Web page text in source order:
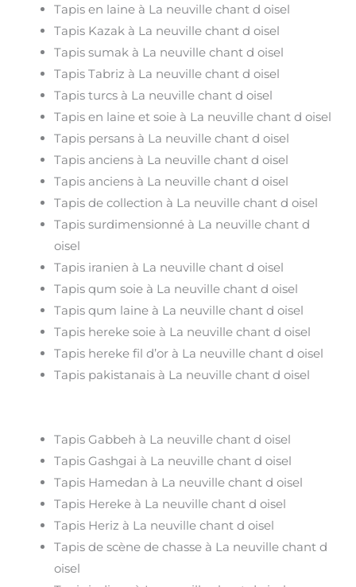
Tapis en laine à La neuville chant d oisel
Tapis Kazak à La neuville chant d oisel
Tapis sumak à La neuville chant d oisel
Tapis Tabriz à La neuville chant d oisel
Tapis turcs à La neuville chant d oisel
Tapis en laine et soie à La neuville chant d oisel
Tapis persans à La neuville chant d oisel
Tapis anciens à La neuville chant d oisel
Tapis anciens à La neuville chant d oisel
Tapis de collection à La neuville chant d oisel
Tapis surdimensionné à La neuville chant d
oisel
Tapis iranien à La neuville chant d oisel
Tapis qum soie à La neuville chant d oisel
Tapis qum laine à La neuville chant d oisel
Tapis hereke soie à La neuville chant d oisel
Tapis hereke fil d’or à La neuville chant d oisel
Tapis pakistanais à La neuville chant d oisel
Tapis Gabbeh à La neuville chant d oisel
Tapis Gashgai à La neuville chant d oisel
Tapis Hamedan à La neuville chant d oisel
Tapis Hereke à La neuville chant d oisel
Tapis Heriz à La neuville chant d oisel
Tapis de scène de chasse à La neuville chant d
oisel